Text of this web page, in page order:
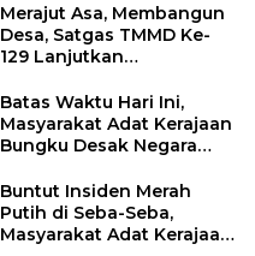
Merajut Asa, Membangun
Desa, Satgas TMMD Ke-
129 Lanjutkan
Batas Waktu Hari Ini,
Masyarakat Adat Kerajaan
Bungku Desak Negara
Seba-Seba
Buntut Insiden Merah
Putih di Seba-Seba,
Masyarakat Adat Kerajaan